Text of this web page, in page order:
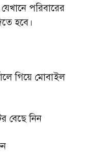
পরিবারের
হবে।
গিয়ে মোবাইল
বেছে নিন